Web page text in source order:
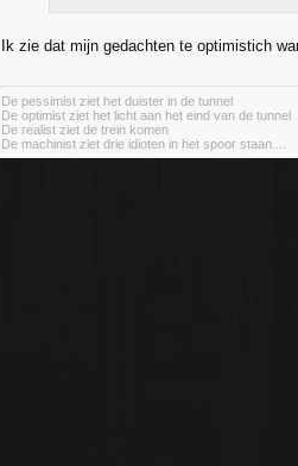
Ik zie dat mijn gedachten te optimistich
De pessimist ziet het duister in de tunnel
De optimist ziet het licht aan het eind van de tunnel
De realist ziet de trein komen
De machinist ziet drie idioten in het spoor staan....